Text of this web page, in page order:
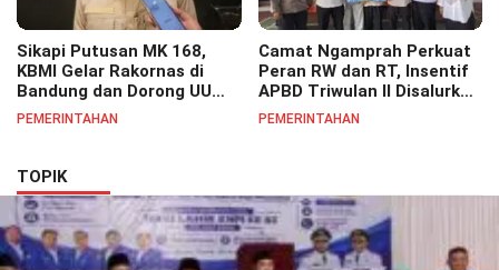
Sikapi Putusan MK 168,
KBMI Gelar Rakornas di
Bandung dan Dorong UU
Perlindungan Pekerja
PEMERINTAHAN
Camat Ngamprah Perkuat
Peran RW dan RT, Insentif
APBD Triwulan II Disalurkan
untuk Tingkatkan
PEMERINTAHAN
TOPIK